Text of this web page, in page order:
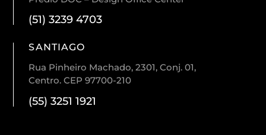
(51) 3239 4703
SANTIAGO
Rua Pinheiro Machado, 2301, Conj. 01,
Centro. CEP 97700-210
(55) 3251 1921